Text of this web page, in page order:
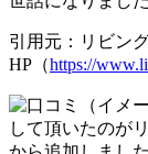
引用元：リビン
HP（https://
して頂いたのが